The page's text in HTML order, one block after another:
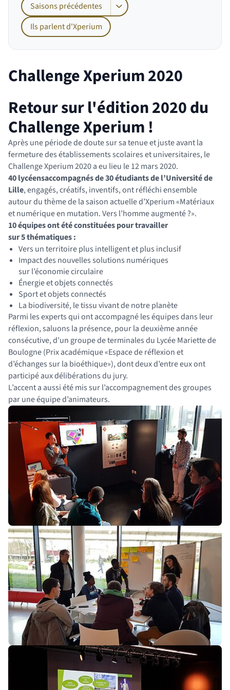
Saisons précédentes Afficher les sous-pages de Saisons
Ils parlent d'Xperium
Challenge Xperium 2020
Retour sur l'édition 2020 du
Challenge Xperium !
Après une période de doute sur sa tenue et juste avant la
fermeture des établissements scolaires et universitaires, le
Challenge Xperium 2020 a eu lieu le 12 mars 2020.
40 lycéensaccompagnés de 30 étudiants de l’Université de
Lille, engagés, créatifs, inventifs, ont réfléchi ensemble
autour du thème de la saison actuelle d’Xperium «Matériaux
et numérique en mutation. Vers l’homme augmenté ?».
10 équipes ont été constituées pour travailler
sur 5 thématiques :
Vers un territoire plus intelligent et plus inclusif
Impact des nouvelles solutions numériques
sur l’économie circulaire
Énergie et objets connectés
Sport et objets connectés
La biodiversité, le tissu vivant de notre planète
Parmi les experts qui ont accompagné les équipes dans leur
réflexion, saluons la présence, pour la deuxième année
consécutive, d’un groupe de terminales du Lycée Mariette de
Boulogne (Prix académique «Espace de réflexion et
d’échanges sur la bioéthique»), dont deux d’entre eux ont
participé aux délibérations du jury.
L’accent a aussi été mis sur l’accompagnement des groupes
par une équipe d’animateurs.